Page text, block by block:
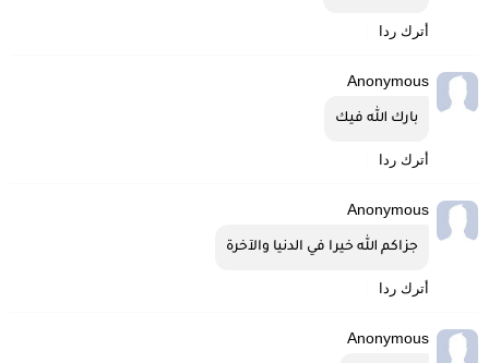
أترك ردا
Anonymous
بارك الله فيك
أترك ردا
Anonymous
جزاكم الله خيرا في الدنيا والآخرة
أترك ردا
Anonymous